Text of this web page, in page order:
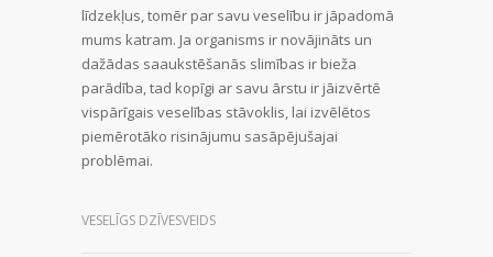
līdzekļus, tomēr par savu veselību ir jāpadomā
mums katram. Ja organisms ir novājināts un
dažādas saaukstēšanās slimības ir bieža
parādība, tad kopīgi ar savu ārstu ir jāizvērtē
vispārīgais veselības stāvoklis, lai izvēlētos
piemērotāko risinājumu sasāpējušajai
problēmai.
VESELĪGS DZĪVESVEIDS